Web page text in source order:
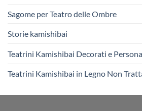
Sagome per Teatro delle Ombre
Storie kamishibai
Teatrini Kamishibai Decorati e
Teatrini Kamishibai in Legno Non